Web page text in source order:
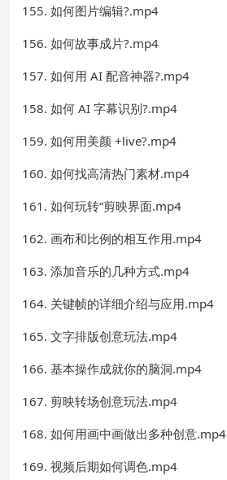
155. 如何图片编辑?.mp4
156. 如何故事成片?.mp4
157. 如何用 AI 配音神器?.mp4
158. 如何 AI 字幕识别?.mp4
159. 如何用美颜 +live?.mp4
160. 如何找高清热门素材.mp4
161. 如何玩转“剪映界面.mp4
162. 画布和比例的相互作用.mp4
163. 添加音乐的几种方式.mp4
164. 关键帧的详细介绍与应用.mp4
165. 文字排版创意玩法.mp4
166. 基本操作成就你的脑洞.mp4
167. 剪映转场创意玩法.mp4
168. 如何用画中画做出多种创意.mp4
169. 视频后期如何调色.mp4